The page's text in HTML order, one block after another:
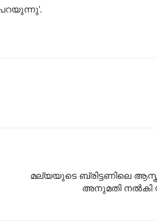
മല്യയുടെ ബ്രിട്ടണിലെ
അനുമതി നല്‍കി